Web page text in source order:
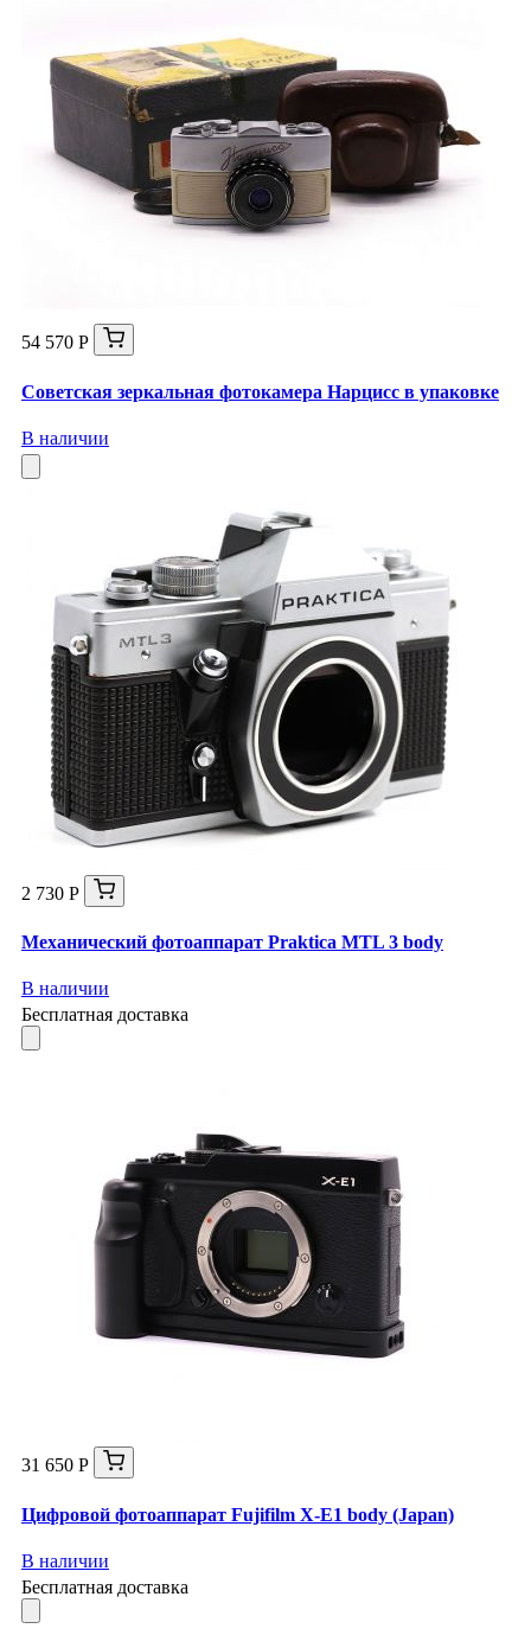
54 570 Р
Советская зеркальная фотокамера Нарцисс в упаковке
В наличии
2 730 Р
Механический фотоаппарат Praktica MTL 3 body
В наличии
Бесплатная доставка
31 650 Р
Цифровой фотоаппарат Fujifilm X-E1 body (Japan)
В наличии
Бесплатная доставка